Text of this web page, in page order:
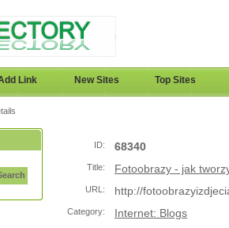
Link New Sites Top Sites
ID: 68340
Title: Fotoobrazy - jak
URL: http://
Category: Internet: Blogs